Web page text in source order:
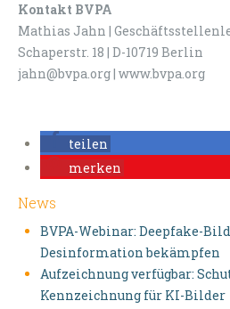
Kontakt BVPA
Mathias Jahn |
Schaperstr. 18 | D-10719 Berlin
jahn@bvpa.org | www.bvpa.org
teilen
merken
News
BVPA-Webinar: Deepfake-
Desinformation bekämpfen
Aufzeichnung verfügbar:
Kennzeichnung für KI-Bilder